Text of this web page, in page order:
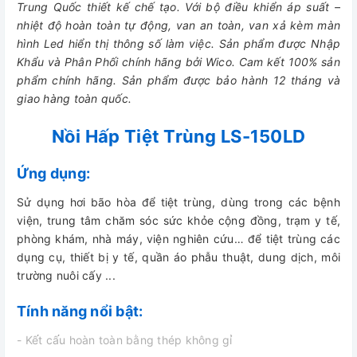
Trung Quốc thiết kế chế tạo. Với bộ điều khiển áp suất –
nhiệt độ hoàn toàn tự động, van an toàn, van xả kèm màn
hình Led hiển thị thông số làm việc. Sản phẩm được Nhập
Khẩu và Phân Phối chính hãng bởi Wico. Cam kết 100% sản
phẩm chính hãng. Sản phẩm được bảo hành 12 tháng và
giao hàng toàn quốc.
Nồi Hấp Tiệt Trùng LS-150LD
Ứng dụng:
Sử dụng hơi bão hòa để tiệt trùng, dùng trong các bệnh
viện, trung tâm chăm sóc sức khỏe cộng đồng, trạm y tế,
phòng khám, nhà máy, viện nghiên cứu… để tiệt trùng các
dụng cụ, thiết bị y tế, quần áo phẫu thuật, dung dịch, môi
trường nuôi cấy ...
Tính năng nổi bật:
- Kết cấu hoàn toàn bằng thép không gỉ